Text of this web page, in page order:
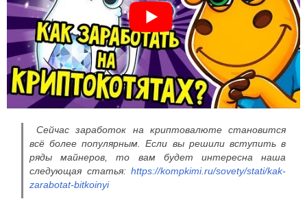
Сейчас заработок на криптовалюте становится
всё более популярным. Если вы решили вступить в
ряды майнеров, то вам будет интересна наша
следующая статья: https://kompkimi.ru/sovety/stati/kak-
zarabotat-bitkoinyi